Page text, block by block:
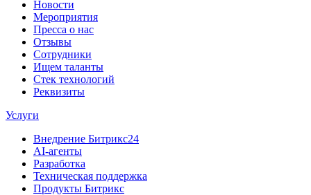
Новости
Мероприятия
Пресса о нас
Отзывы
Сотрудники
Ищем таланты
Стек технологий
Реквизиты
Услуги
Внедрение Битрикс24
AI-агенты
Разработка
Техническая поддержка
Продукты Битрикс